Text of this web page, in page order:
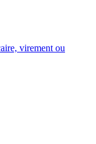
virement ou